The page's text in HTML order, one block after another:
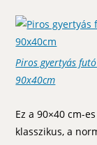
Piros gyertyás
90x40cm
Ez a 90×40 cm-
klasszikus, a